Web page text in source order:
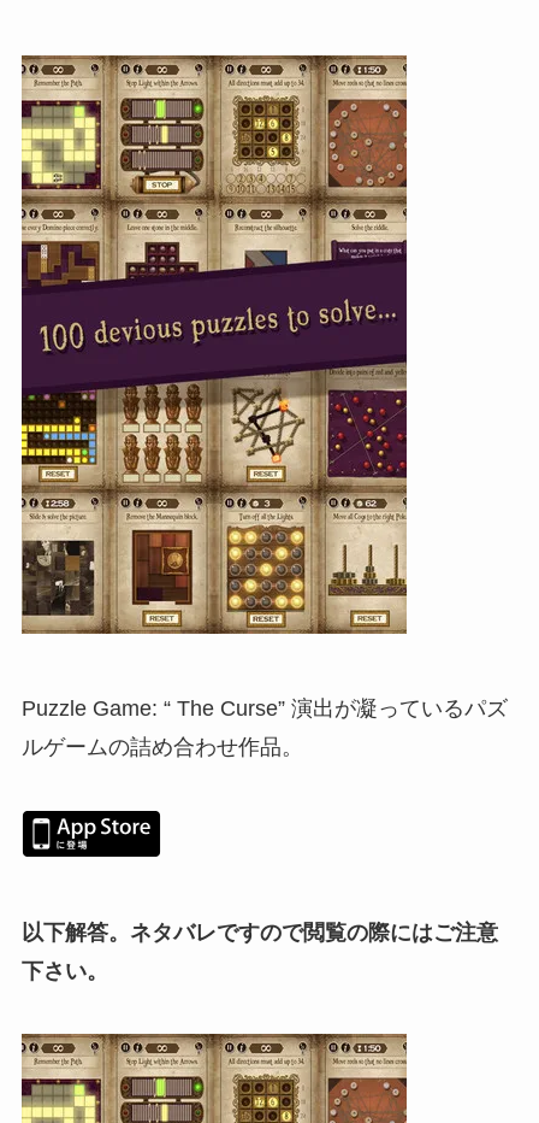
Puzzle Game: “ The Curse” 演出が凝っているパズ
ルゲームの詰め合わせ作品。
以下解答。ネタバレですので閲覧の際にはご注意
下さい。